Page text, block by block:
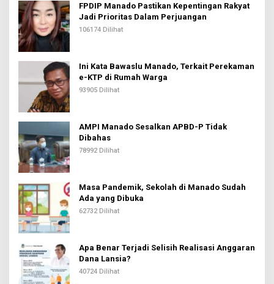
FPDIP Manado Pastikan Kepentingan Rakyat
Jadi Prioritas Dalam Perjuangan
106174 Dilihat
Ini Kata Bawaslu Manado, Terkait Perekaman
e-KTP di Rumah Warga
93905 Dilihat
AMPI Manado Sesalkan APBD-P Tidak
Dibahas
78992 Dilihat
Masa Pandemik, Sekolah di Manado Sudah
Ada yang Dibuka
62732 Dilihat
Apa Benar Terjadi Selisih Realisasi Anggaran
Dana Lansia?
40724 Dilihat